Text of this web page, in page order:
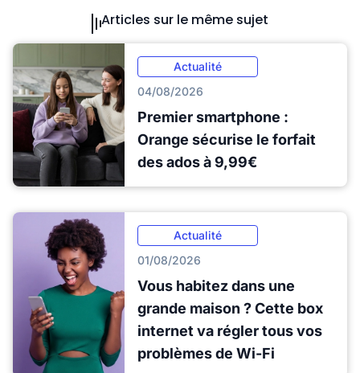
Articles sur le même sujet
Actualité
04/08/2026
Premier smartphone :
Orange sécurise le forfait
des ados à 9,99€
Actualité
01/08/2026
Vous habitez dans une
grande maison ? Cette box
internet va régler tous vos
problèmes de Wi-Fi